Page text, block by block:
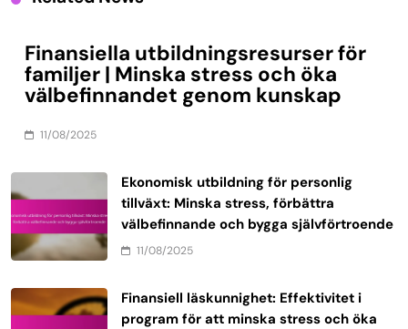
Finansiella utbildningsresurser för
familjer | Minska stress och öka
välbefinnandet genom kunskap
11/08/2025
Ekonomisk utbildning för personlig
tillväxt: Minska stress, förbättra
välbefinnande och bygga självförtroende
11/08/2025
Finansiell läskunnighet: Effektivitet i
program för att minska stress och öka